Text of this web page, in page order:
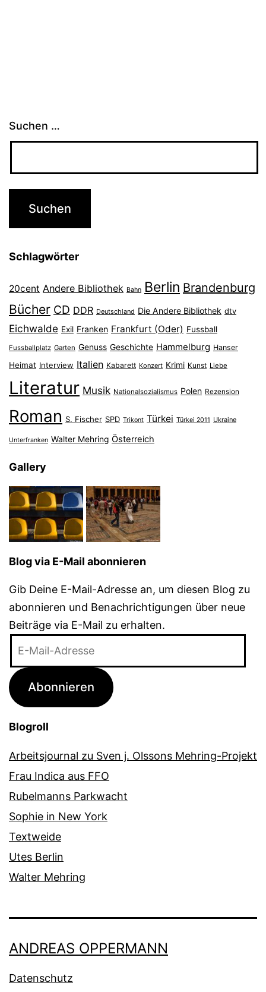
Suchen …
Schlagwörter
20cent Andere Bibliothek Bahn Berlin Brandenburg
Bücher CD DDR Deutschland Die Andere Bibliothek dtv
Eichwalde Exil Franken Frankfurt (Oder) Fussball
Fussballplatz Garten Genuss Geschichte Hammelburg Hanser
Heimat Interview Italien Kabarett Konzert Krimi Kunst Liebe
Literatur Musik Nationalsozialismus Polen Rezension
Roman S. Fischer SPD Trikont Türkei Türkei 2011 Ukraine
Unterfranken Walter Mehring Österreich
Gallery
Blog via E-Mail abonnieren
Gib Deine E-Mail-Adresse an, um diesen Blog zu
abonnieren und Benachrichtigungen über neue
Beiträge via E-Mail zu erhalten.
Adresse
Abonnieren
Blogroll
Arbeitsjournal zu Sven j. Olssons Mehring-Projekt
Frau Indica aus FFO
Rubelmanns Parkwacht
Sophie in New York
Textweide
Utes Berlin
Walter Mehring
ANDREAS OPPERMANN
Datenschutz